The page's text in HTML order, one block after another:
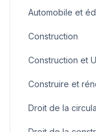
Automobile et
Construction
Construction et
Construire et
Droit de la